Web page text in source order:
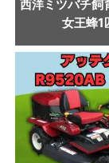
西洋ミツバチ飼
女王蜂